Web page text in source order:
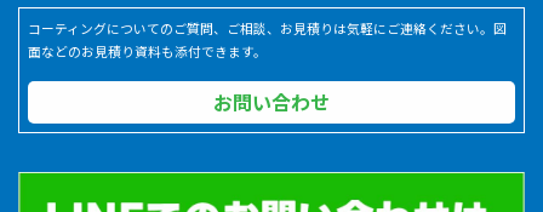
コーティングについてのご質問、ご相談、お見積りは気軽にご連絡ください。図
面などのお見積り資料も添付できます。
お問い合わせ